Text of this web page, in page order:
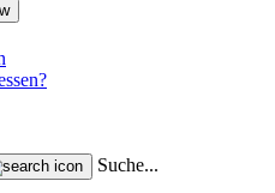
Suche...